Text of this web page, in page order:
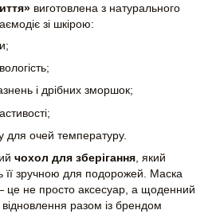
виготовлена з натурального
зі шкірою:
і дрібних зморшок;
для очей температуру.
чохол для зберігання, який
її зручною для подорожей. Маска
не просто аксесуар, а щоденний
разом із брендом